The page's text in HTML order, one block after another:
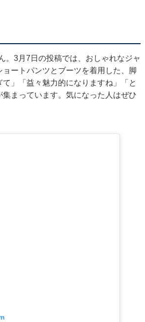
。3月7日の投稿では、おしゃれなジャ
ートパンツとブーツを着用した、脚
」「益々魅力的になりますね」「と
まっています。気になった人はぜひ